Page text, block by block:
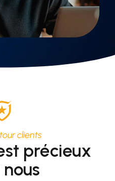
clients
précieux